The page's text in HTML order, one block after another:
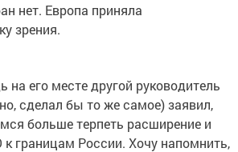
нет. Европа приняла
зрения.
на его месте другой руководитель
сделал бы то же самое) заявил,
больше терпеть расширение и
границам России. Хочу напомнить,